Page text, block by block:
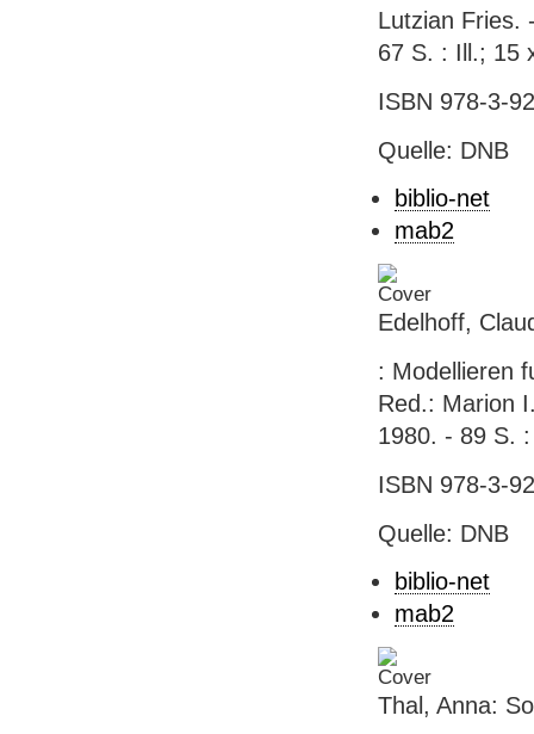
Lutzian Fries.
67 S. : Ill.; 15
ISBN 978-3-
Quelle: DNB
biblio-net
mab2
Edelhoff,
: Modellieren
Red.: Marion
1980. - 89 S.
ISBN 978-3-
Quelle: DNB
biblio-net
mab2
Thal, Anna: